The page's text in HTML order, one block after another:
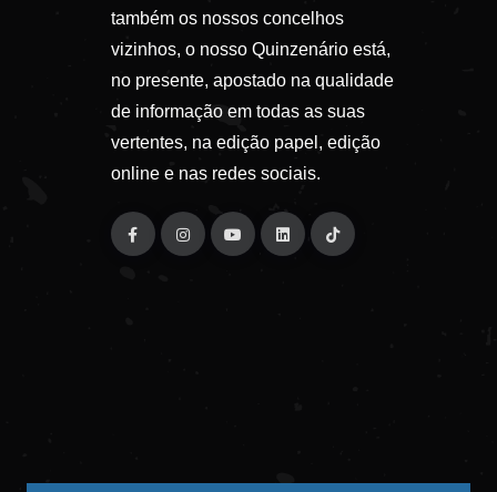
também os nossos concelhos
vizinhos, o nosso Quinzenário está,
no presente, apostado na qualidade
de informação em todas as suas
vertentes, na edição papel, edição
online e nas redes sociais.